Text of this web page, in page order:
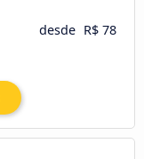
desde R$ 78